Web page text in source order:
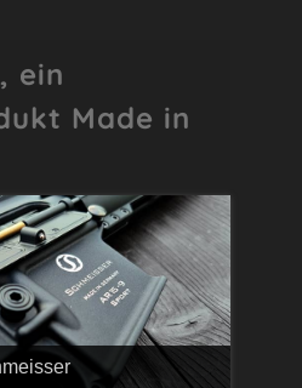
ein
Made in